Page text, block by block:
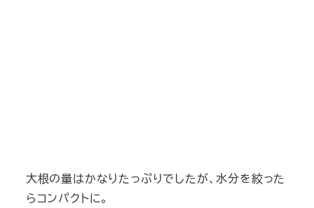
大根の量はかなりたっぷりでしたが、水分を絞った
らコンパクトに。